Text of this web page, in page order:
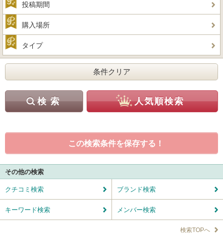
投稿期間
購入場所
タイプ
この検索条件を保存する！
その他の検索
クチコミ検索 ブランド検索
キーワード検索 メンバー検索
検索TOPへ